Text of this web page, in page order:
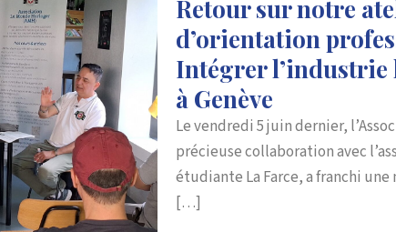
Retour sur notre
d’orientation
Intégrer l’industrie
à Genève
Le vendredi 5 juin dernier,
précieuse collaboration avec
étudiante La Farce, a franchi une
[…]